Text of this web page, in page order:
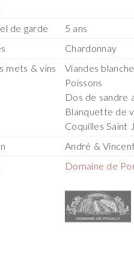
de garde
5 ans
Chardonnay
mets & vins
Viandes
Poissons
Dos de sandre
Blanquette de
Coquilles Saint
André &
Domaine de